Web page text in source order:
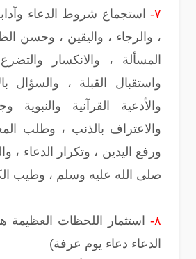
٧-
استجماع شروط الدعاء
، والرجاء ، واليقين ، وحسن
المسألة ، والانكسار
واستقبال القبلة ، والسؤال
والأدعية القرآنية والنبوية
والاعتراف بالذنب ، وطلب
ورفع اليدين ، وتكرار الدعاء ،
صلى الله عليه وسلم ، وطيب
٨-
استثمار اللحظات العظيمة
الدعاء دعاء يوم عرفة)